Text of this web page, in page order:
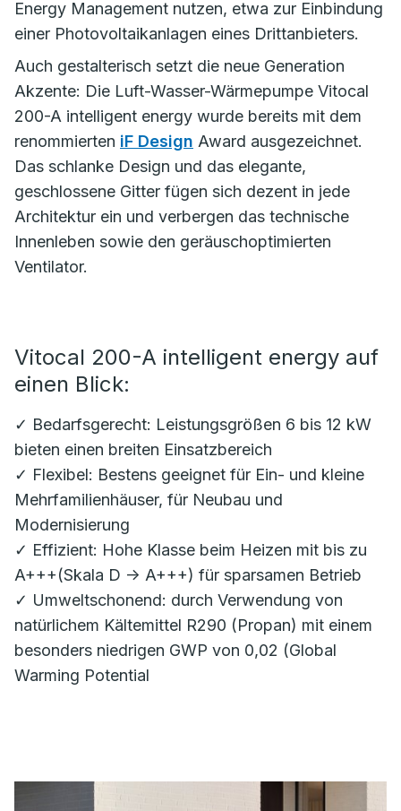
Energy Management nutzen, etwa zur Einbindung
einer Photovoltaikanlagen eines Drittanbieters.
Auch gestalterisch setzt die neue Generation
Akzente: Die Luft-Wasser-Wärmepumpe Vitocal
200-A intelligent energy wurde bereits mit dem
renommierten iF Design Award ausgezeichnet.
Das schlanke Design und das elegante,
geschlossene Gitter fügen sich dezent in jede
Architektur ein und verbergen das technische
Innenleben sowie den geräuschoptimierten
Ventilator.
Vitocal 200-A intelligent energy auf
einen Blick:
✓ Bedarfsgerecht: Leistungsgrößen 6 bis 12 kW
bieten einen breiten Einsatzbereich
✓ Flexibel: Bestens geeignet für Ein- und kleine
Mehrfamilienhäuser, für Neubau und
Modernisierung
✓ Effizient: Hohe Klasse beim Heizen mit bis zu
A+++(Skala D -> A+++) für sparsamen Betrieb
✓ Umweltschonend: durch Verwendung von
natürlichem Kältemittel R290 (Propan) mit einem
besonders niedrigen GWP von 0,02 (Global
Warming Potential